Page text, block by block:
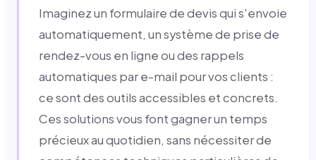
Imaginez un formulaire de devis qui s'envoie
automatiquement, un système de prise de
rendez-vous en ligne ou des rappels
automatiques par e-mail pour vos clients :
ce sont des outils accessibles et concrets.
Ces solutions vous font gagner un temps
précieux au quotidien, sans nécessiter de